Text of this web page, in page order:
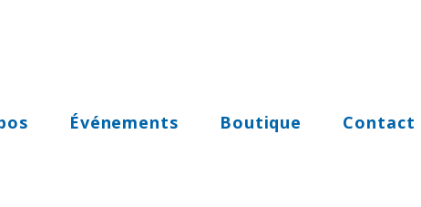
Événements Boutique Contact